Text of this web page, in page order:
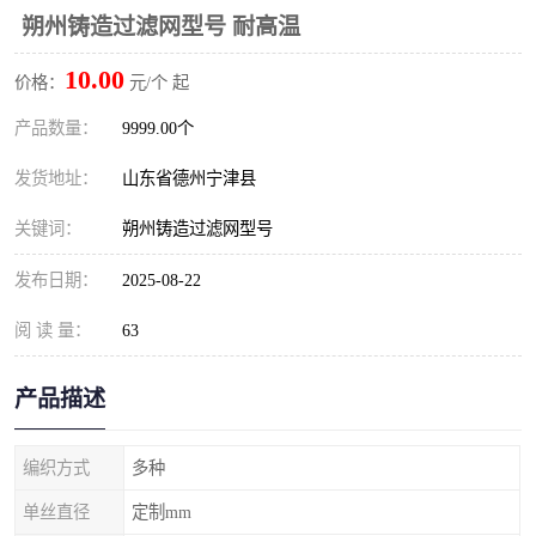
朔州铸造过滤网型号 耐高温
价格： 10.00 元/个 起
产品数量： 9999.00个
发货地址： 山东省德州宁津县
关键词： 朔州铸造过滤网型号
发布日期： 2025-08-22
阅 读 量： 63
产品描述
编织方式 多种
单丝直径 定制mm